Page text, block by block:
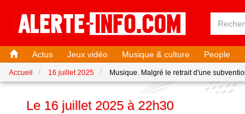
Actus Jeux vidéo Musique & culture People
Accueil 16 juillet 2025 Musique. Malgré le retrait d'une
Le 16 juillet 2025 à 22h30